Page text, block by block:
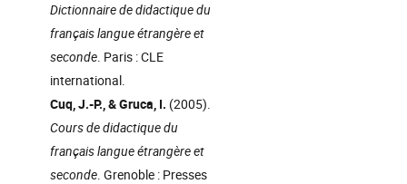
Dictionnaire de didactique du
français langue étrangère et
seconde. Paris : CLE
international.
Cuq, J.-P., & Gruca, I. (2005).
Cours de didactique du
français langue étrangère et
seconde. Grenoble : Presses